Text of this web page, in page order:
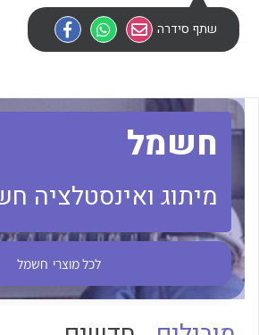
לכל מוצרי היצרן
שתף סידרה
חשמל
מיתוג ואינסטלציה
לכל מוצרי חשמל